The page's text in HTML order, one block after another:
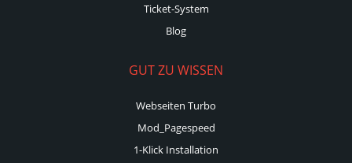
Ticket-System
Blog
GUT ZU WISSEN
Webseiten Turbo
Mod_Pagespeed
1-Klick Installation